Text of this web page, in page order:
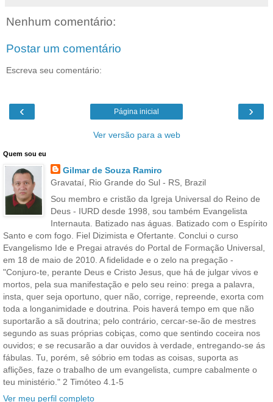
Nenhum comentário:
Postar um comentário
Escreva seu comentário:
‹ ›
Página inicial
Ver versão para a web
Quem sou eu
Gilmar de Souza Ramiro
Gravataí, Rio Grande do Sul - RS, Brazil
Sou membro e cristão da Igreja Universal do Reino de
Deus - IURD desde 1998, sou também Evangelista
Internauta. Batizado nas águas. Batizado com o Espírito
Santo e com fogo. Fiel Dizimista e Ofertante. Conclui o curso
Evangelismo Ide e Pregai através do Portal de Formação Universal,
em 18 de maio de 2010. A fidelidade e o zelo na pregação -
"Conjuro-te, perante Deus e Cristo Jesus, que há de julgar vivos e
mortos, pela sua manifestação e pelo seu reino: prega a palavra,
insta, quer seja oportuno, quer não, corrige, repreende, exorta com
toda a longanimidade e doutrina. Pois haverá tempo em que não
suportarão a sã doutrina; pelo contrário, cercar-se-ão de mestres
segundo as suas próprias cobiças, como que sentindo coceira nos
ouvidos; e se recusarão a dar ouvidos à verdade, entregando-se ás
fábulas. Tu, porém, sê sóbrio em todas as coisas, suporta as
aflições, faze o trabalho de um evangelista, cumpre cabalmente o
teu ministério." 2 Timóteo 4.1-5
Ver meu perfil completo